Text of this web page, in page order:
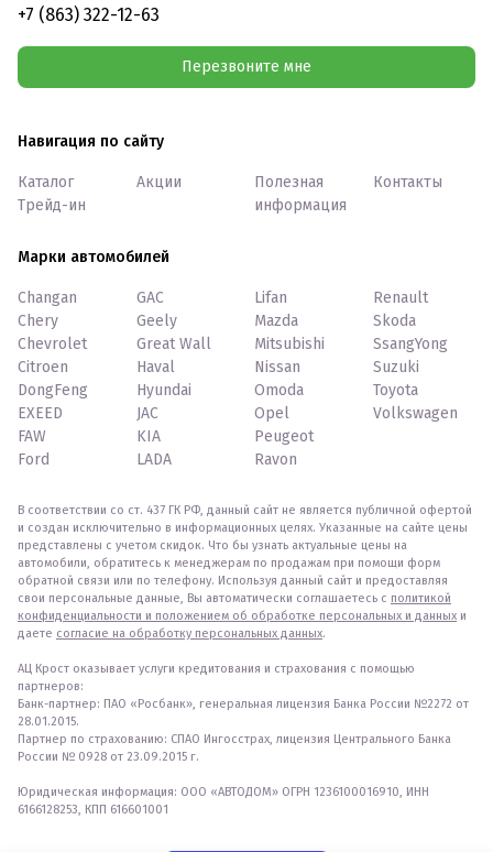
+7 (863) 322-12-63
Перезвоните мне
Навигация по сайту
Каталог
Трейд-ин
Акции
Полезная
информация
Контакты
Марки автомобилей
Changan
Chery
Chevrolet
Citroen
DongFeng
EXEED
FAW
Ford
GAC
Geely
Great Wall
Haval
Hyundai
JAC
KIA
LADA
Lifan
Mazda
Mitsubishi
Nissan
Omoda
Opel
Peugeot
Ravon
Renault
Skoda
SsangYong
Suzuki
Toyota
Volkswagen
В соответствии со ст. 437 ГК РФ, данный сайт не является публичной офертой
и создан исключительно в информационных целях. Указанные на сайте цены
представлены с учетом скидок. Что бы узнать актуальные цены на
автомобили, обратитесь к менеджерам по продажам при помощи форм
обратной связи или по телефону. Используя данный сайт и предоставляя
свои персональные данные, Вы автоматически соглашаетесь с политикой
конфиденциальности и положением об обработке персональных и данных и
даете согласие на обработку персональных данных.
АЦ Крост оказывает услуги кредитования и страхования с помощью
партнеров:
Банк-партнер: ПАО «Росбанк», генеральная лицензия Банка России №2272 от
28.01.2015.
Партнер по страхованию: СПАО Ингосстрах, лицензия Центрального Банка
России № 0928 от 23.09.2015 г.
Юридическая информация: ООО «АВТОДОМ» ОГРН 1236100016910, ИНН
6166128253, КПП 616601001